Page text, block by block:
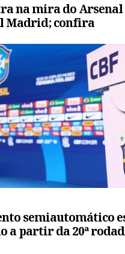
na mira do Arsenal
Madrid; confira
semiautomático
a partir da 20ª